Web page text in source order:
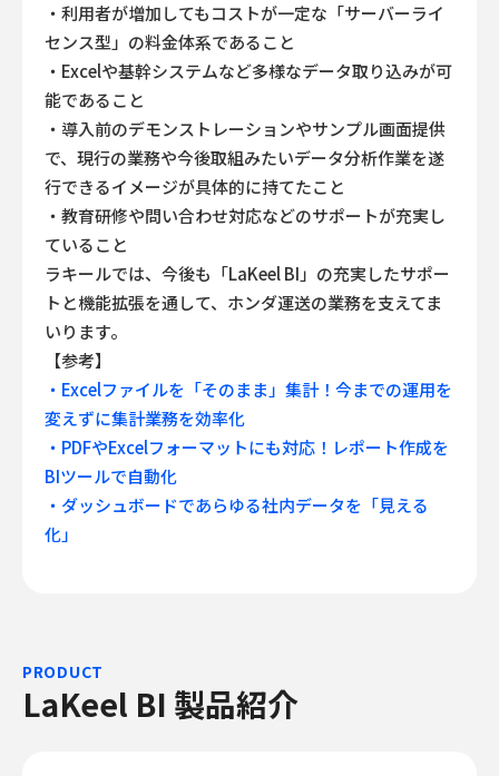
・利用者が増加してもコストが一定な「サーバーライ
センス型」の料金体系であること
・Excelや基幹システムなど多様なデータ取り込みが可
能であること
・導入前のデモンストレーションやサンプル画面提供
で、現行の業務や今後取組みたいデータ分析作業を遂
行できるイメージが具体的に持てたこと
・教育研修や問い合わせ対応などのサポートが充実し
ていること
ラキールでは、今後も「LaKeel BI」の充実したサポー
トと機能拡張を通して、ホンダ運送の業務を支えてま
いります。
【参考】
・Excelファイルを「そのまま」集計！今までの運用を
変えずに集計業務を効率化
・PDFやExcelフォーマットにも対応！レポート作成を
BIツールで自動化
・ダッシュボードであらゆる社内データを「見える
化」
PRODUCT
LaKeel BI 製品紹介